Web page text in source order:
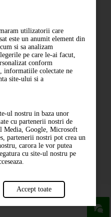
ABONARE
utilizatorii care
este un anumit element din
si sa analizam
pe care le-ai facut,
conform
informatiile colectate ne
site-ului si a
ul nostru in baza unor
cu partenerii nostri de
Media, Google, Microsoft
partenerii nostri pot crea un
carora le vor putea
cu site-ul nostru pe
Accept toate